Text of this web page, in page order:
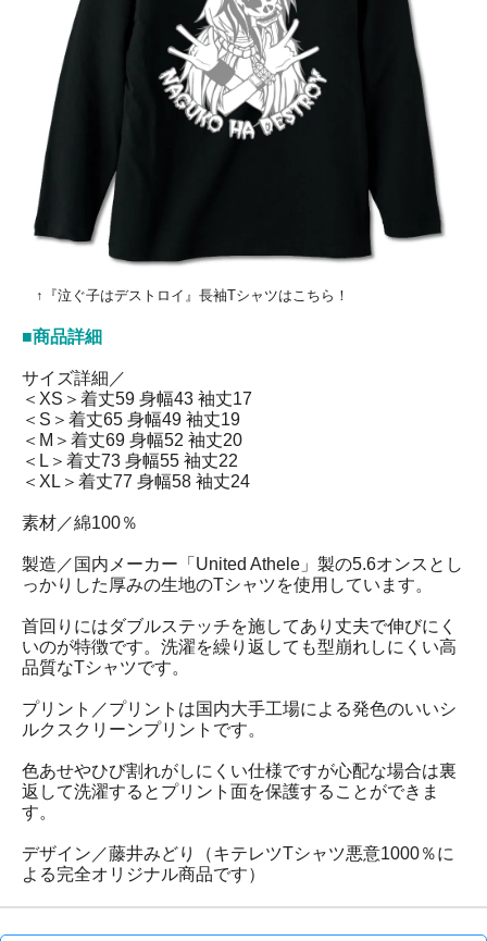
↑『泣ぐ子はデストロイ』長袖Tシャツはこちら！
■商品詳細
サイズ詳細／
＜XS＞着丈59 身幅43 袖丈17
＜S＞着丈65 身幅49 袖丈19
＜M＞着丈69 身幅52 袖丈20
＜L＞着丈73 身幅55 袖丈22
＜XL＞着丈77 身幅58 袖丈24
素材／綿100％
製造／国内メーカー「United Athele」製の5.6オンスとし
っかりした厚みの生地のTシャツを使用しています。
首回りにはダブルステッチを施してあり丈夫で伸びにく
いのが特徴です。洗濯を繰り返しても型崩れしにくい高
品質なTシャツです。
プリント／プリントは国内大手工場による発色のいいシ
ルクスクリーンプリントです。
色あせやひび割れがしにくい仕様ですが心配な場合は裏
返して洗濯するとプリント面を保護することができま
す。
デザイン／藤井みどり（キテレツTシャツ悪意1000％に
よる完全オリジナル商品です）